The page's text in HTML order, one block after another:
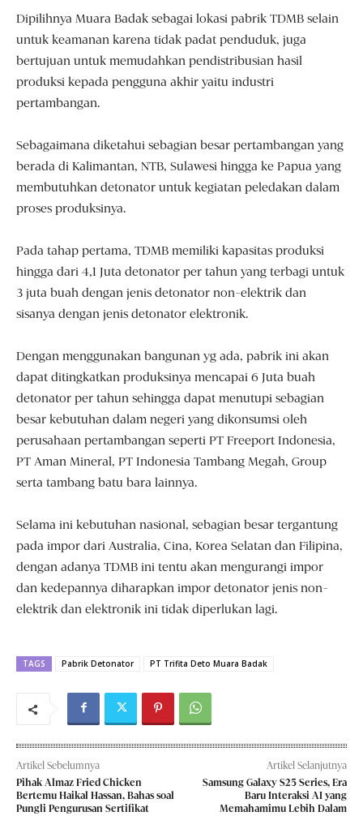
Dipilihnya Muara Badak sebagai lokasi pabrik TDMB selain
untuk keamanan karena tidak padat penduduk, juga
bertujuan untuk memudahkan pendistribusian hasil
produksi kepada pengguna akhir yaitu industri
pertambangan.
Sebagaimana diketahui sebagian besar pertambangan yang
berada di Kalimantan, NTB, Sulawesi hingga ke Papua yang
membutuhkan detonator untuk kegiatan peledakan dalam
proses produksinya.
Pada tahap pertama, TDMB memiliki kapasitas produksi
hingga dari 4,1 Juta detonator per tahun yang terbagi untuk
3 juta buah dengan jenis detonator non-elektrik dan
sisanya dengan jenis detonator elektronik.
Dengan menggunakan bangunan yg ada, pabrik ini akan
dapat ditingkatkan produksinya mencapai 6 Juta buah
detonator per tahun sehingga dapat menutupi sebagian
besar kebutuhan dalam negeri yang dikonsumsi oleh
perusahaan pertambangan seperti PT Freeport Indonesia,
PT Aman Mineral, PT Indonesia Tambang Megah, Group
serta tambang batu bara lainnya.
Selama ini kebutuhan nasional, sebagian besar tergantung
pada impor dari Australia, Cina, Korea Selatan dan Filipina,
dengan adanya TDMB ini tentu akan mengurangi impor
dan kedepannya diharapkan impor detonator jenis non-
elektrik dan elektronik ini tidak diperlukan lagi.
TAGS Pabrik Detonator PT Trifita Deto Muara Badak
Artikel Sebelumnya
Pihak Almaz Fried Chicken
Bertemu Haikal Hassan, Bahas soal
Pungli Pengurusan Sertifikat
Artikel Selanjutnya
Samsung Galaxy S25 Series, Era
Baru Interaksi AI yang
Memahamimu Lebih Dalam